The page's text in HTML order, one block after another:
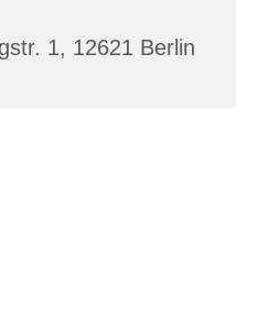
1, 12621 Berlin